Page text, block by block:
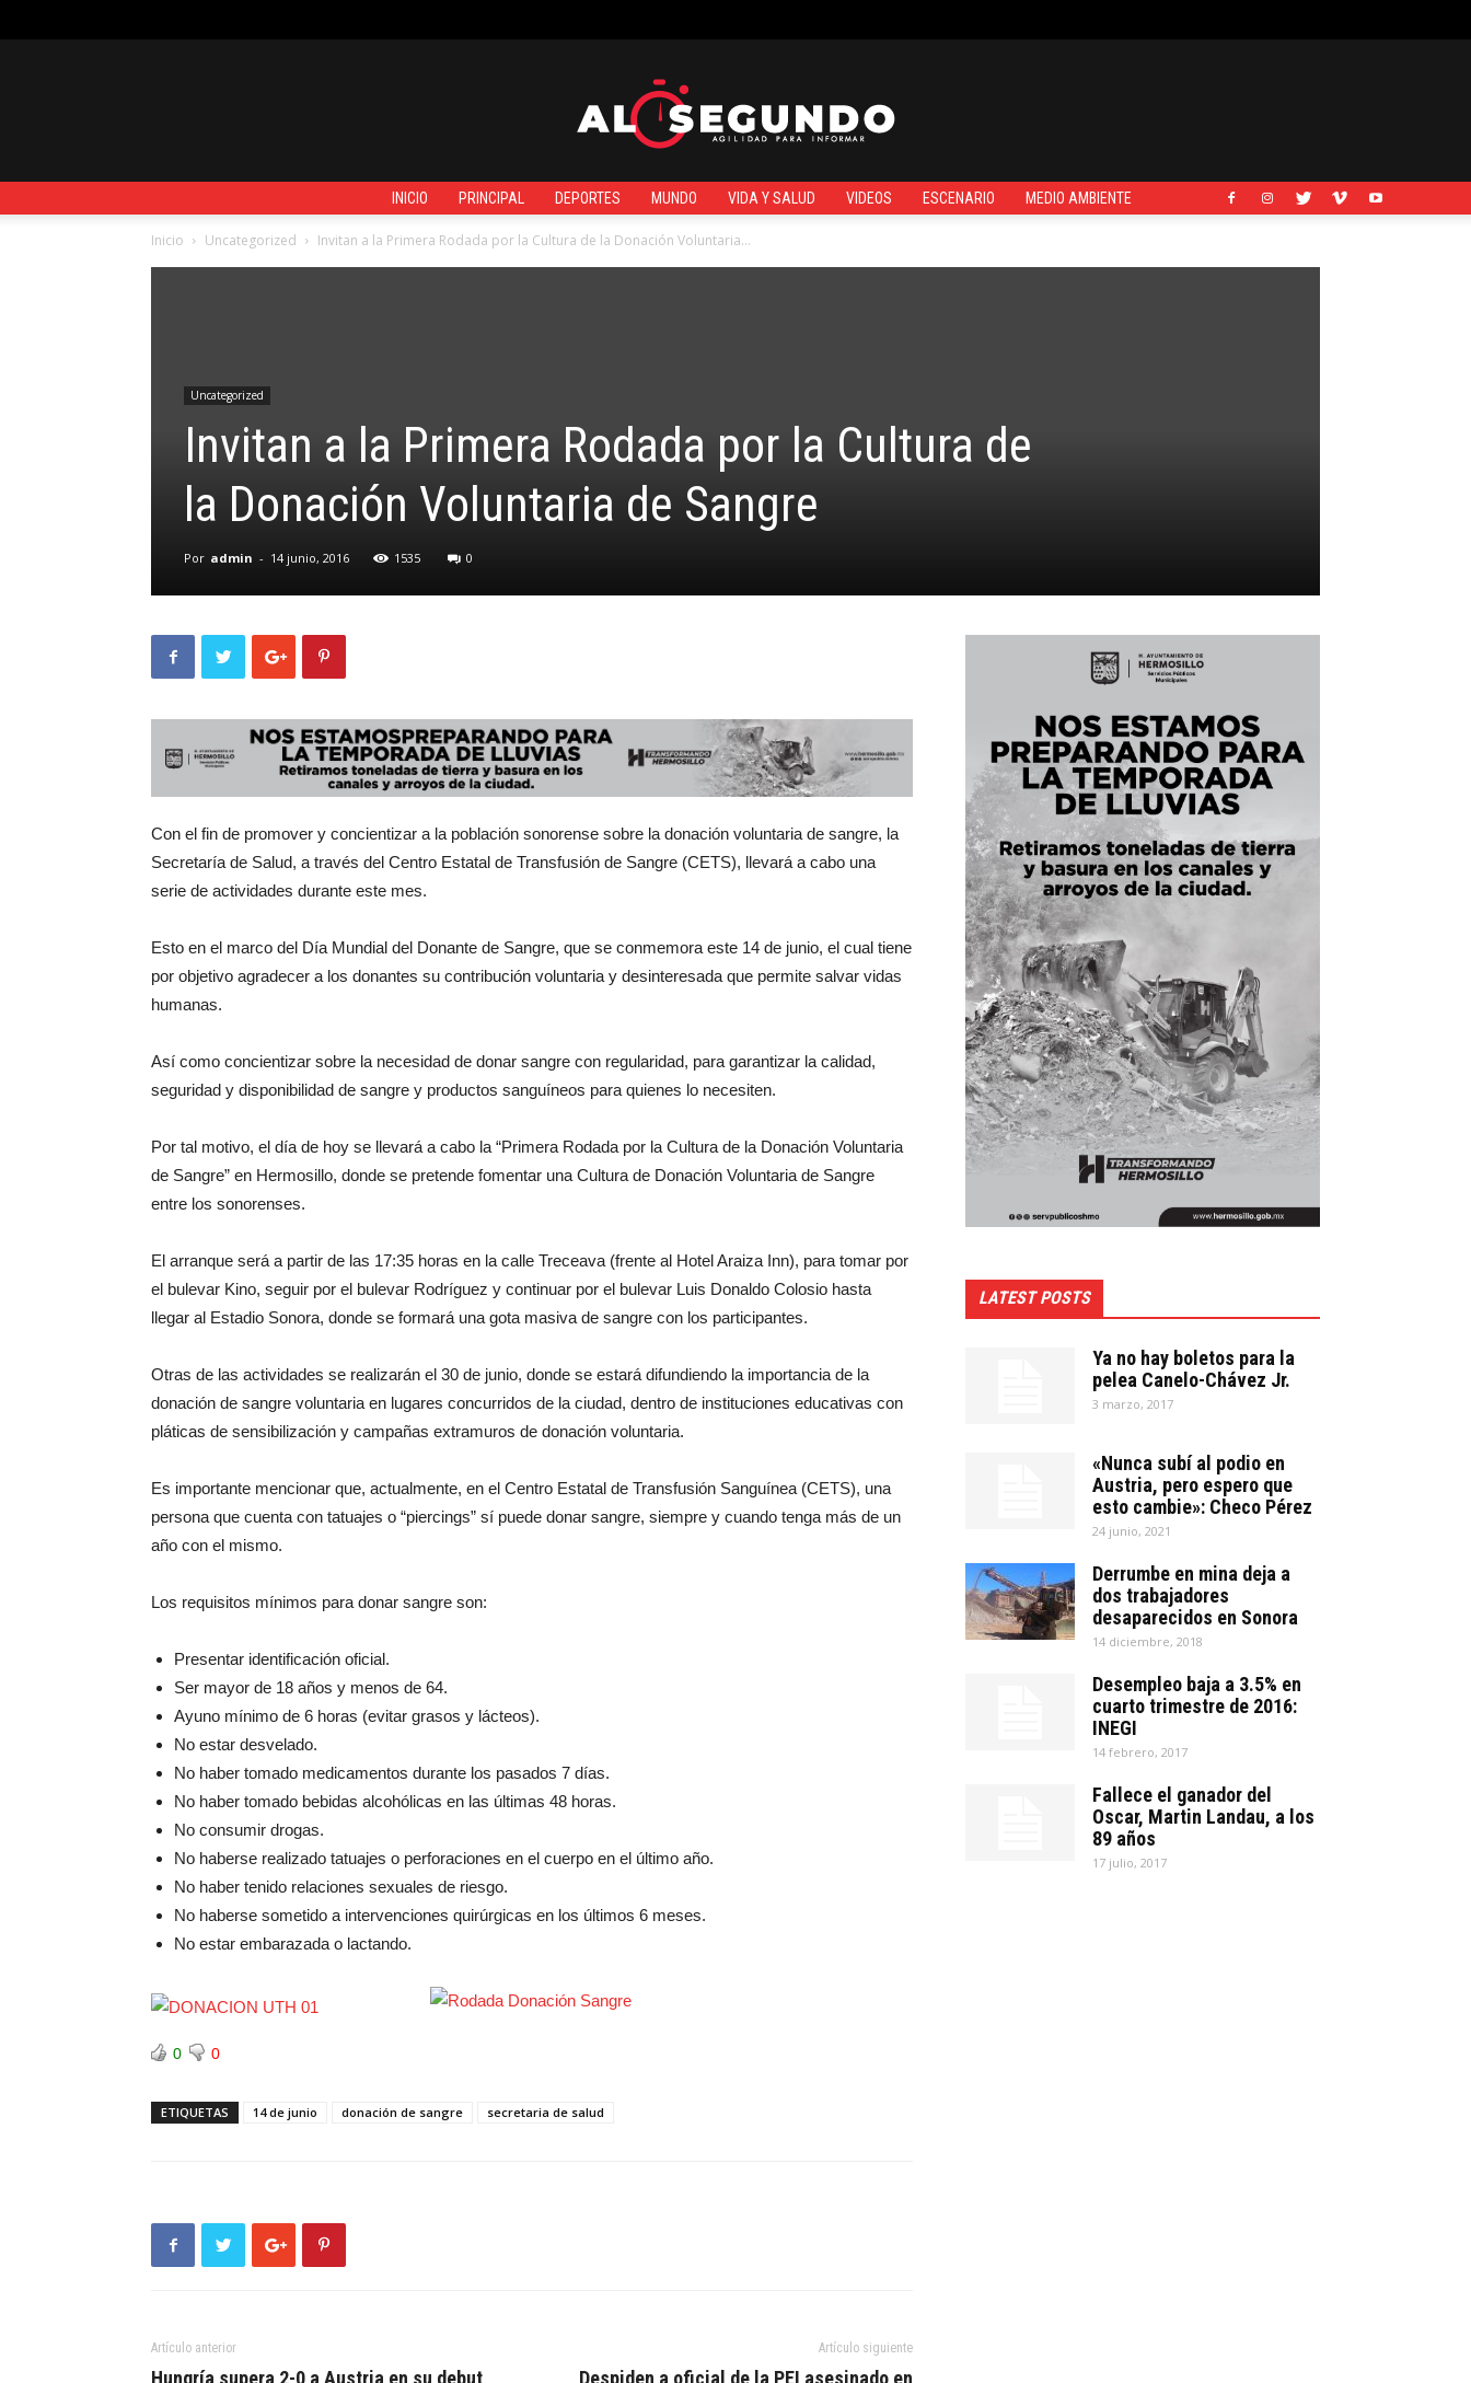
INICIO PRINCIPAL DEPORTES MUNDO VIDA Y SALUD VIDEOS ESCENARIO MEDIO AMBIENTE
Inicio Uncategorized Invitan a la Primera Rodada por la Cultura de la Donación Voluntaria...
Uncategorized
Invitan a la Primera Rodada por la Cultura de
la Donación Voluntaria de Sangre
Por admin - 14 junio, 2016 1535 0
Con el fin de promover y concientizar a la población sonorense sobre la donación voluntaria de sangre, la
Secretaría de Salud, a través del Centro Estatal de Transfusión de Sangre (CETS), llevará a cabo una
serie de actividades durante este mes.
Esto en el marco del Día Mundial del Donante de Sangre, que se conmemora este 14 de junio, el cual tiene
por objetivo agradecer a los donantes su contribución voluntaria y desinteresada que permite salvar vidas
humanas.
Así como concientizar sobre la necesidad de donar sangre con regularidad, para garantizar la calidad,
seguridad y disponibilidad de sangre y productos sanguíneos para quienes lo necesiten.
Por tal motivo, el día de hoy se llevará a cabo la “Primera Rodada por la Cultura de la Donación Voluntaria
de Sangre” en Hermosillo, donde se pretende fomentar una Cultura de Donación Voluntaria de Sangre
entre los sonorenses.
El arranque será a partir de las 17:35 horas en la calle Treceava (frente al Hotel Araiza Inn), para tomar por
el bulevar Kino, seguir por el bulevar Rodríguez y continuar por el bulevar Luis Donaldo Colosio hasta
llegar al Estadio Sonora, donde se formará una gota masiva de sangre con los participantes.
Otras de las actividades se realizarán el 30 de junio, donde se estará difundiendo la importancia de la
donación de sangre voluntaria en lugares concurridos de la ciudad, dentro de instituciones educativas con
pláticas de sensibilización y campañas extramuros de donación voluntaria.
Es importante mencionar que, actualmente, en el Centro Estatal de Transfusión Sanguínea (CETS), una
persona que cuenta con tatuajes o “piercings” sí puede donar sangre, siempre y cuando tenga más de un
año con el mismo.
Los requisitos mínimos para donar sangre son:
Presentar identificación oficial.
Ser mayor de 18 años y menos de 64.
Ayuno mínimo de 6 horas (evitar grasos y lácteos).
No estar desvelado.
No haber tomado medicamentos durante los pasados 7 días.
No haber tomado bebidas alcohólicas en las últimas 48 horas.
No consumir drogas.
No haberse realizado tatuajes o perforaciones en el cuerpo en el último año.
No haber tenido relaciones sexuales de riesgo.
No haberse sometido a intervenciones quirúrgicas en los últimos 6 meses.
No estar embarazada o lactando.
0 0
ETIQUETAS 14 de junio donación de sangre secretaria de salud
Artículo anterior
Hungría supera 2-0 a Austria en su debut
Artículo siguiente
Despiden a oficial de la PEI asesinado en
LATEST POSTS
Ya no hay boletos para la
pelea Canelo-Chávez Jr.
3 marzo, 2017
«Nunca subí al podio en
Austria, pero espero que
esto cambie»: Checo Pérez
24 junio, 2021
Derrumbe en mina deja a
dos trabajadores
desaparecidos en Sonora
14 diciembre, 2018
Desempleo baja a 3.5% en
cuarto trimestre de 2016:
INEGI
14 febrero, 2017
Fallece el ganador del
Oscar, Martin Landau, a los
89 años
17 julio, 2017